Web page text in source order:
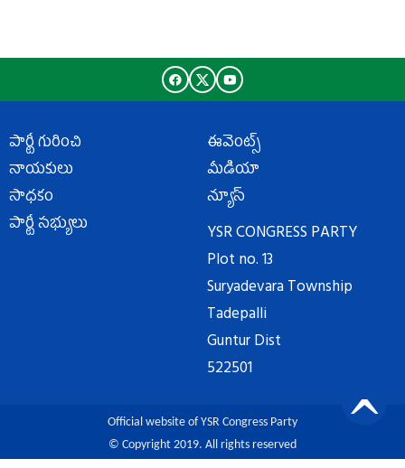
పార్టీ గురించి
నాయకులు
సాధకం
పార్టీ సభ్యులు
ఈవెంట్స్
మీడియా
న్యూస్
YSR CONGRESS PARTY
Plot no. 13
Suryadevara Township
Tadepalli
Guntur Dist
522501
Official website of YSR Congress Party
© Copyright 2019. All rights reserved